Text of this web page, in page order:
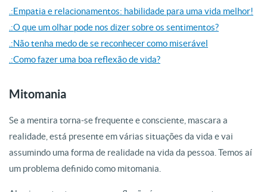
.:Empatia e relacionamentos: habilidade para uma vida melhor!
.:O que um olhar pode nos dizer sobre os sentimentos?
.:Não tenha medo de se reconhecer como miserável
.:Como fazer uma boa reflexão de vida?
Mitomania
Se a mentira torna-se frequente e consciente, mascara a
realidade, está presente em várias situações da vida e vai
assumindo uma forma de realidade na vida da pessoa. Temos aí
um problema definido como mitomania.